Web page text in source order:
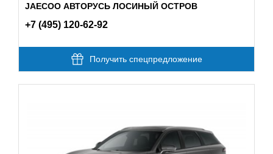
JAECOO АВТОРУСЬ ЛОСИНЫЙ ОСТРОВ
+7 (495) 120-62-92
Получить спецпредложение